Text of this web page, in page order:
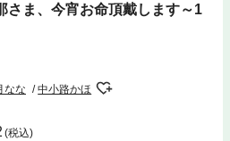
ま、今宵お命頂戴します～1
なな 中小路かほ
(税込)